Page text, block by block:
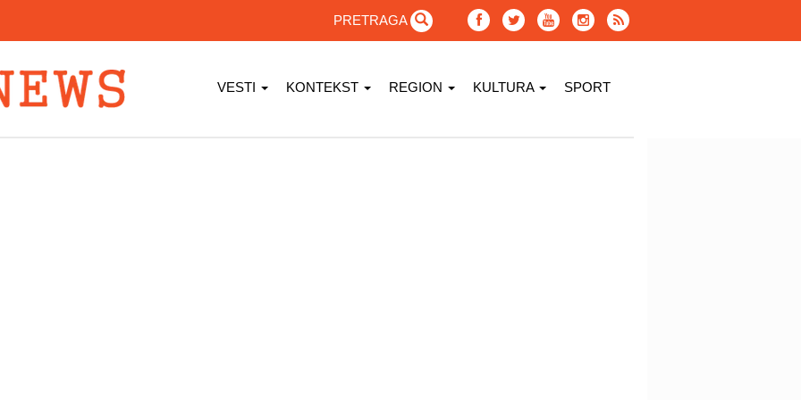
PRETRAGA
VESTI KONTEKST REGION KULTURA SPORT